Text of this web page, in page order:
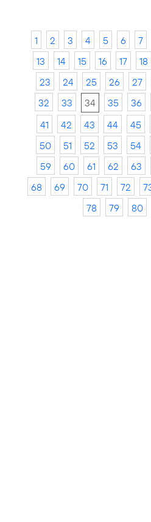
1 2 3 4 5 6 7
13
14 15 16 17 18
23
24 25 26 27
32
33 34 35 36
41
42 43 44 45
50
51 52 53 54
59
60 61 62 63
68
69 70 71 72
78
79 80